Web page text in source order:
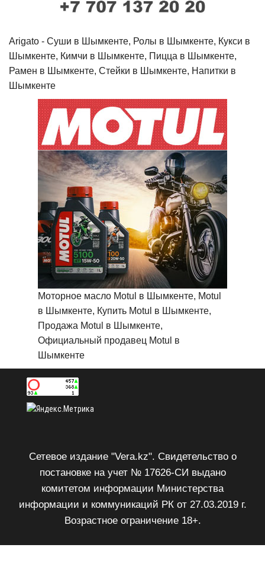
Arigato - Cуши в Шымкенте, Ролы в Шымкенте, Кукси в
Шымкенте, Кимчи в Шымкенте, Пицца в Шымкенте,
Рамен в Шымкенте, Стейки в Шымкенте, Напитки в
Шымкенте
Моторное масло Motul в Шымкенте, Motul
в Шымкенте, Купить Motul в Шымкенте,
Продажа Motul в Шымкенте,
Официальный продавец Motul в
Шымкенте
Сетевое издание "Vera.kz". Свидетельство о
постановке на учет № 17626-СИ выдано
комитетом информации Министерства
информации и коммуникаций РК от 27.03.2019 г.
Возрастное ограничение 18+.